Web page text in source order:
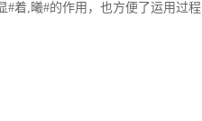
#着,曦#的作用，也方便了运用过程